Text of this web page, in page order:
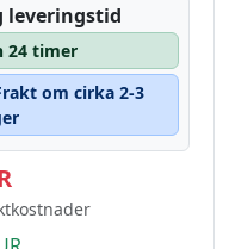
leveringstid
24 timer
om cirka 2-3